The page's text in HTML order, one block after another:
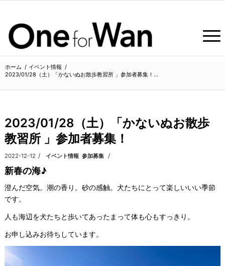
ホーム / イベント情報 /
2023/01/28（土）「かないぬお散歩教習所 」参加者募集！...
2023/01/28（土）「かないぬお散歩
教習所 」参加者募集！
2022-12-12 /
カテゴリ: イベント情報 参加募集 /
新春の海♪
澄んだ空気。潮の香り。砂の感触。犬たちにとって楽しいいい季節
です。
人も海辺を犬たちと歩いてあったまって体も心もすっきり。
お申し込みお待ちしています。